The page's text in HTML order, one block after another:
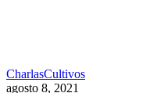
CharlasCultivos
agosto 8, 2021